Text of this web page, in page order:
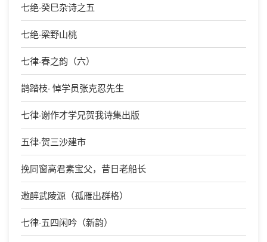
七绝·癸巳杂诗之五
七绝·梁野山桃
七律·春之韵（六）
鹊踏枝· 悼学员张克忍先生
七律·谢作才学兄贺我诗集出版
五律·贺三沙建市
挽同窗高君素宝父，昔日老船长
邀醉武陵源（孤雁出群格）
七律·五四闲吟（新韵）